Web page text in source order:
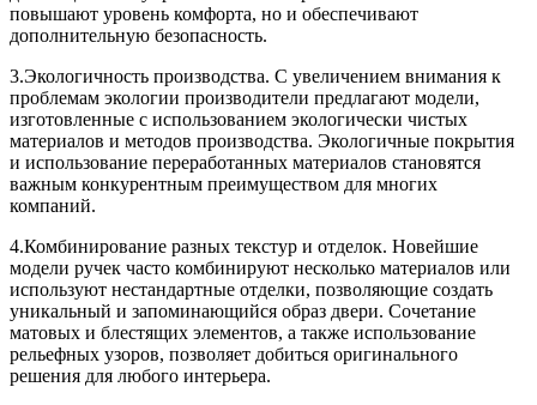
повышают уровень комфорта, но и обеспечивают
дополнительную безопасность.
3.Экологичность производства. С увеличением внимания к
проблемам экологии производители предлагают модели,
изготовленные с использованием экологически чистых
материалов и методов производства. Экологичные покрытия
и использование переработанных материалов становятся
важным конкурентным преимуществом для многих
компаний.
4.Комбинирование разных текстур и отделок. Новейшие
модели ручек часто комбинируют несколько материалов или
используют нестандартные отделки, позволяющие создать
уникальный и запоминающийся образ двери. Сочетание
матовых и блестящих элементов, а также использование
рельефных узоров, позволяет добиться оригинального
решения для любого интерьера.